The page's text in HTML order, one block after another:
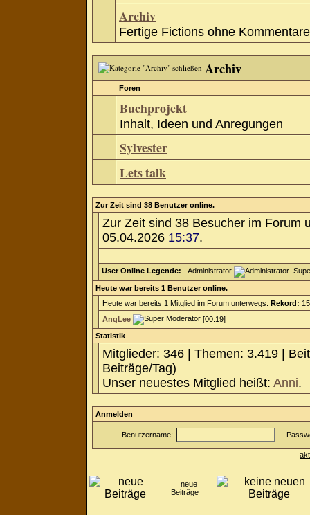
Archiv
Fertige Fictions ohne Kommentare
Archiv
Foren
Buchprojekt
Inhalt, Ideen und Anregungen
Sylvester
Lets talk
Zur Zeit sind 38 Benutzer online.
Zur Zeit sind 38 Besucher im Forum
05.04.2026 15:37.
User Online Legende: Administrator
Heute war bereits 1 Benutzer online.
Heute war bereits 1 Mitglied im Forum unterwegs. Rekord:
AngLee
[00:19]
Statistik
Mitglieder: 346 | Themen: 3.419 |
Beiträge/Tag)
Unser neuestes Mitglied heißt: Anni.
Anmelden
Benutzername:
neue
Beiträge